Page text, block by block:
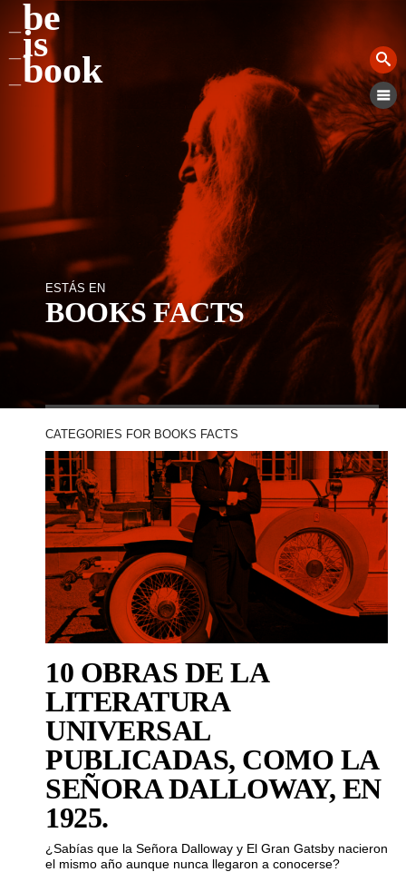
be
is
book
ESTÁS EN
BOOKS FACTS
CATEGORIES FOR BOOKS FACTS
10 OBRAS DE LA
LITERATURA
UNIVERSAL
PUBLICADAS, COMO LA
SEÑORA DALLOWAY, EN
1925.
¿Sabías que la Señora Dalloway y El Gran Gatsby nacieron
el mismo año aunque nunca llegaron a conocerse?